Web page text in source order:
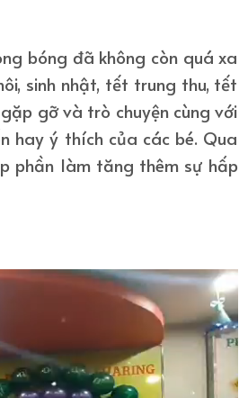
bóng đã không còn quá xa
sinh nhật, tết trung thu, tết
gỡ và trò chuyện cùng với
hay ý thích của các bé. Qua
phần làm tăng thêm sự hấp